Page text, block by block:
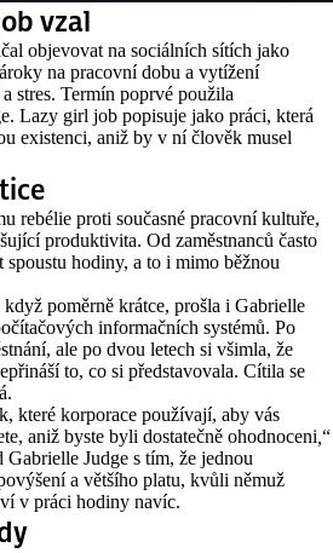
vzal
objevovat na sociálních sítích jako
na pracovní dobu a vytížení
stres. Termín poprvé použila
Lazy girl job popisuje jako práci, která
existenci, aniž by v ní člověk musel
rebélie proti současné pracovní kultuře,
produktivita. Od zaměstnanců často
spoustu hodiny, a to i mimo běžnou
poměrně krátce, prošla i Gabrielle
informačních systémů. Po
ale po dvou letech si všimla, že
to, co si představovala. Cítila se
které korporace používají, aby vás
aniž byste byli dostatečně ohodnoceni “
Judge s tím, že jednou
a většího platu, kvůli němuž
v práci hodiny navíc.